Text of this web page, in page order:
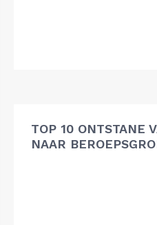
TOP 10 ONTSTANE
NAAR